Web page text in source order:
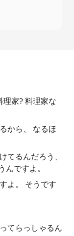
理家? 料理家な
から、 なるほ
てるんだろう、
んですよ。
よ。 そうです
てらっしゃるん